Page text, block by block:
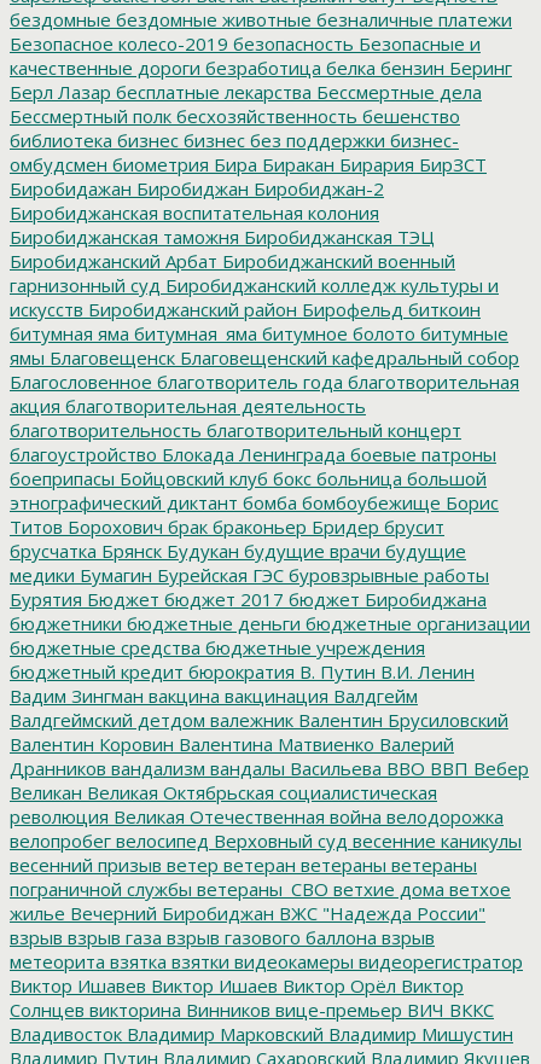
бездомные бездомные животные безналичные платежи
Безопасное колесо-2019 безопасность Безопасные и
качественные дороги безработица белка бензин Беринг
Берл Лазар бесплатные лекарства Бессмертные дела
Бессмертный полк бесхозяйственность бешенство
библиотека бизнес бизнес без поддержки бизнес-
омбудсмен биометрия Бира Биракан Бирария БирЗСТ
Биробидажан Биробиджан Биробиджан-2
Биробиджанская воспитательная колония
Биробиджанская таможня Биробиджанская ТЭЦ
Биробиджанский Арбат Биробиджанский военный
гарнизонный суд Биробиджанский колледж культуры и
искусств Биробиджанский район Бирофельд биткоин
битумная яма битумная_яма битумное болото битумные
ямы Благовещенск Благовещенский кафедральный собор
Благословенное благотворитель года благотворительная
акция благотворительная деятельность
благотворительность благотворительный концерт
благоустройство Блокада Ленинграда боевые патроны
боеприпасы Бойцовский клуб бокс больница большой
этнографический диктант бомба бомбоубежище Борис
Титов Борохович брак браконьер Бридер брусит
брусчатка Брянск Будукан будущие врачи будущие
медики Бумагин Бурейская ГЭС буровзрывные работы
Бурятия Бюджет бюджет 2017 бюджет Биробиджана
бюджетники бюджетные деньги бюджетные организации
бюджетные средства бюджетные учреждения
бюджетный кредит бюрократия В. Путин В.И. Ленин
Вадим Зингман вакцина вакцинация Валдгейм
Валдгеймский детдом валежник Валентин Брусиловский
Валентин Коровин Валентина Матвиенко Валерий
Дранников вандализм вандалы Васильева ВВО ВВП Вебер
Великан Великая Октябрьская социалистическая
революция Великая Отечественная война велодорожка
велопробег велосипед Верховный суд весенние каникулы
весенний призыв ветер ветеран ветераны ветераны
пограничной службы ветераны_СВО ветхие дома ветхое
жилье Вечерний Биробиджан ВЖС "Надежда России"
взрыв взрыв газа взрыв газового баллона взрыв
метеорита взятка взятки видеокамеры видеорегистратор
Виктор Ишавев Виктор Ишаев Виктор Орёл Виктор
Солнцев викторина Винников вице-премьер ВИЧ ВККС
Владивосток Владимир Марковский Владимир Мишустин
Владимир Путин Владимир Сахаровский Владимир Якушев